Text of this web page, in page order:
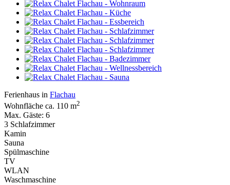
Ferienhaus in Flachau
Wohnfläche ca. 110 m2
Max. Gäste: 6
3 Schlafzimmer
Kamin
Sauna
Spülmaschine
TV
WLAN
Waschmaschine